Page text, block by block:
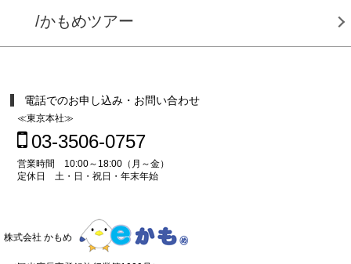
/かもめツアー
電話でのお申し込み・お問い合わせ
≪東京本社≫
03-3506-0757
営業時間 10:00～18:00（月～金）
定休日 土・日・祝日・年末年始
株式会社 かもめ